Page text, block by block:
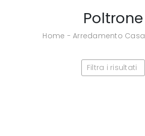
Poltrone
Home - Arredamento Casa
Filtra i risultati